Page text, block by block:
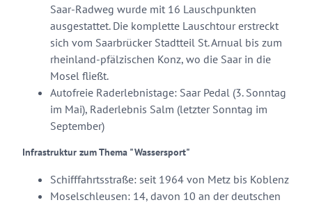
Saar-Radweg wurde mit 16 Lauschpunkten
ausgestattet. Die komplette Lauschtour erstreckt
sich vom Saarbrücker Stadtteil St. Arnual bis zum
rheinland-pfälzischen Konz, wo die Saar in die
Mosel fließt.
Autofreie Raderlebnistage: Saar Pedal (3. Sonntag
im Mai), Raderlebnis Salm (letzter Sonntag im
September)
Infrastruktur zum Thema "Wassersport"
Schifffahrtsstraße: seit 1964 von Metz bis Koblenz
Moselschleusen: 14, davon 10 an der deutschen